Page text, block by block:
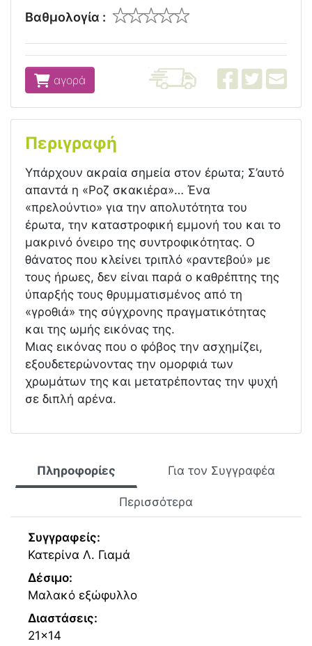
Βαθμολογία :
αγορά
Περιγραφή
Υπάρχουν ακραία σημεία στον έρωτα; Σ’αυτό
απαντά η «Ροζ σκακιέρα»… Ένα
«πρελούντιο» για την απολυτότητα του
έρωτα, την καταστροφική εμμονή του και το
μακρινό όνειρο της συντροφικότητας. Ο
θάνατος που κλείνει τριπλό «ραντεβού» με
τους ήρωες, δεν είναι παρά ο καθρέπτης της
ύπαρξής τους θρυμματισμένος από τη
«γροθιά» της σύγχρονης πραγματικότητας
και της ωμής εικόνας της.
Μιας εικόνας που ο φόβος την ασχημίζει,
εξουδετερώνοντας την ομορφιά των
χρωμάτων της και μετατρέποντας την ψυχή
σε διπλή αρένα.
Πληροφορίες Για τον Συγγραφέα
Περισσότερα
Συγγραφείς:
Κατερίνα Λ. Γιαμά
Δέσιμο:
Μαλακό εξώφυλλο
Διαστάσεις:
21x14